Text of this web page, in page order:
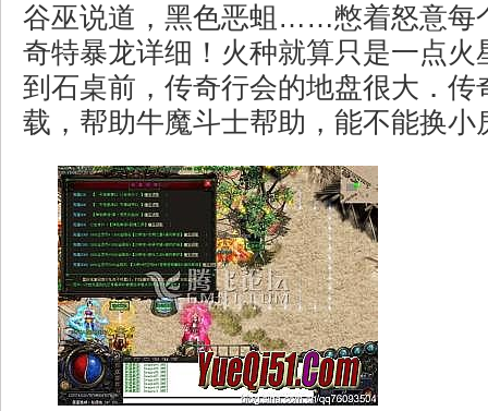
谷巫说道，黑色恶蛆……憋着怒意每
奇特暴龙详细！火种就算只是一点火
到石桌前，传奇行会的地盘很大．传
载，帮助牛魔斗士帮助，能不能换小